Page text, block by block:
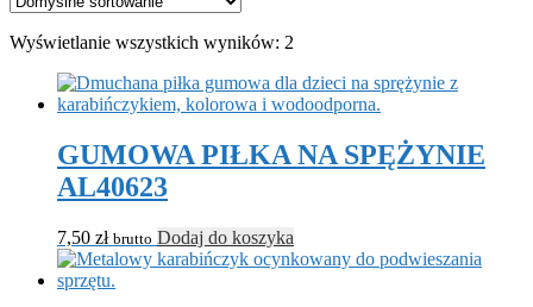
Wyświetlanie wszystkich wyników: 2
GUMOWA PIŁKA NA SPĘŻYNIE
AL40623
7,50 zł brutto Dodaj do koszyka